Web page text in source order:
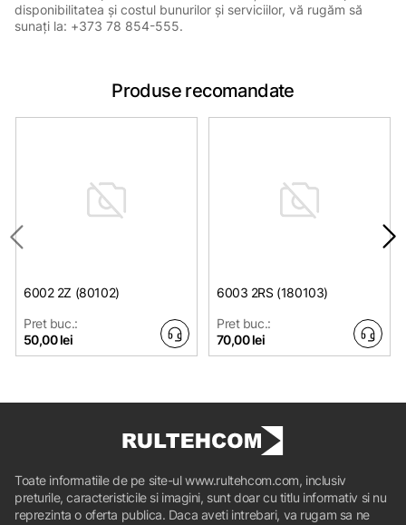
disponibilitatea și costul bunurilor și serviciilor, vă rugăm să
sunați la: +373 78 854-555.
Produse recomandate
6002 2Z (80102)
Pret buc.:
50,00 lei
6003 2RS (180103)
Pret buc.:
70,00 lei
Toate informatiile de pe site-ul www.rultehcom.com, inclusiv
preturile, caracteristicile si imagini, sunt doar cu titlu informativ si nu
reprezinta o oferta publica. Daca aveti intrebari, va rugam sa ne